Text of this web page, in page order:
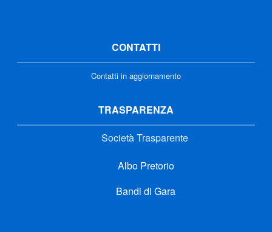
CONTATTI
Contatti in aggiornamento
TRASPARENZA
Società Trasparente
Albo Pretorio
Bandi di Gara